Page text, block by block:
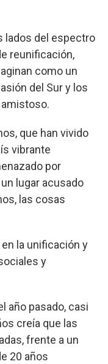
lados del espectro
reunificación,
como un
del Sur y los
que han vivido
vibrante
por
lugar acusado
las cosas
la unificación y
y
año pasado, casi
creía que las
frente a un
20 años